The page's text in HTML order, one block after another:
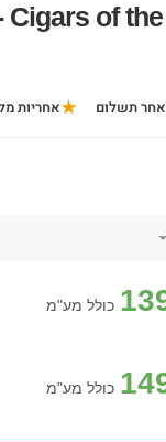
Cigars of
תשלום ★אחריות
כולל מע"מ
כולל מע"מ